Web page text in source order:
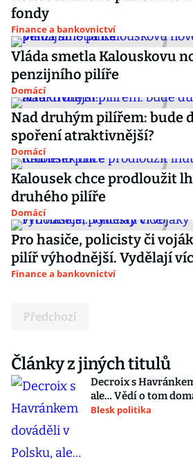
fondy
Finance a bankovnictví
Vláda smetla Kalouskovu
penzijního pilíře
Domácí
Nad druhým pilířem: bude
spoření atraktivnější?
Domácí
Kalousek chce prodloužit
druhého pilíře
Domácí
Pro hasiče, policisty či
pilíř výhodnější. Vydělají
Finance a bankovnictví
Předchozí
Články z jiných titulů
Decroix s
ale… Vědí o tom
Blesk politika